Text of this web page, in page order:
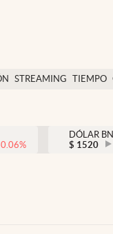
STREAMING TIEMPO
México
%
DÓLAR
$ 1520